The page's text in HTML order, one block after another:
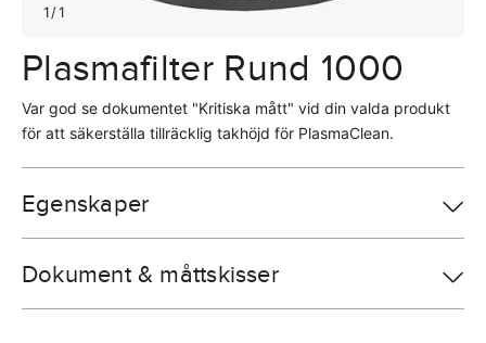
1/1
Plasmafilter Rund 1000
Var god se dokumentet "Kritiska mått" vid din valda produkt
för att säkerställa tillräcklig takhöjd för PlasmaClean.
Egenskaper
Dokument & måttskisser